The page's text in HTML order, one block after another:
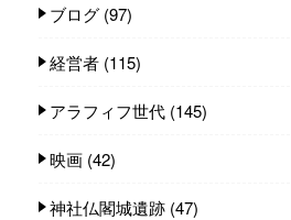
ブログ (97)
経営者 (115)
アラフィフ世代 (145)
映画 (42)
神社仏閣城遺跡 (47)